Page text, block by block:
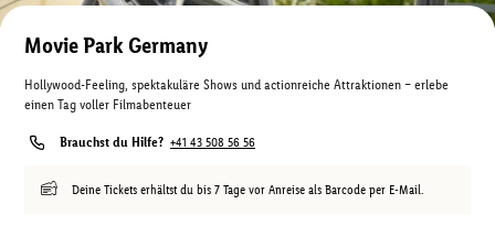
Movie Park Germany
Hollywood-Feeling, spektakuläre Shows und actionreiche Attraktionen – erlebe
einen Tag voller Filmabenteuer
Brauchst du Hilfe? +41 43 508 56 56
Deine Tickets erhältst du bis 7 Tage vor Anreise als Barcode per E-Mail.